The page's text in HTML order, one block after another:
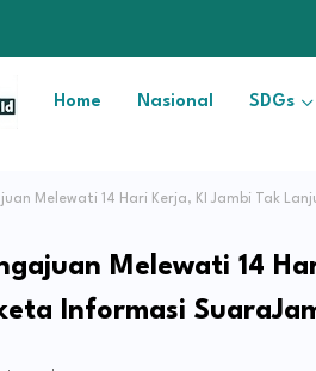
Home Nasional SDGs
Melewati 14 Hari Kerja, KI Jambi Tak
Melewati 14
Informasi